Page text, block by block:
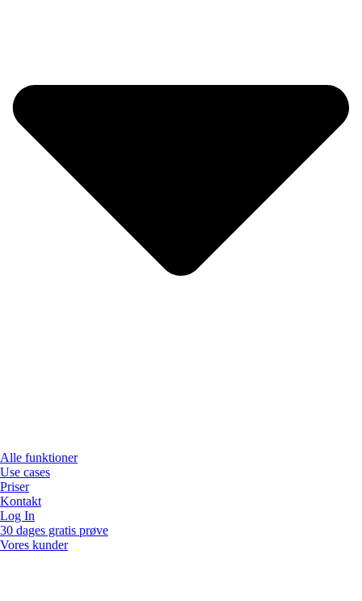
Alle funktioner
Use cases
Priser
Kontakt
Log In
30 dages gratis prøve
Vores kunder